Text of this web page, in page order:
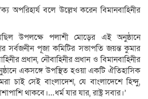
অপরিহার্য বলে উল্লেখ করেন বিমানবাহিনীর
উপলক্ষে পলাশী মোড়ের এই অনুষ্ঠানে
সর্বজনীন পূজা কমিটির সভাপতি জয়ন্ত কুমার
প্রধান, নৌবাহিনীর প্রধান ও বিমানবাহিনীর
একসঙ্গে উপস্থিত হওয়া একটি ঐতিহাসিক
চাই সেই বাংলাদেশ, যে বাংলাদেশে হিন্দু,
থাকবে।…ধর্ম যার যার, রাষ্ট্র সবার।’